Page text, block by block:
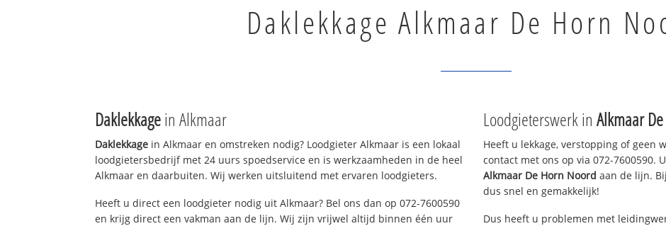
Daklekkage Alkmaar De Horn
Daklekkagein Alkmaar
Daklekkage in Alkmaar en omstreken nodig? Loodgieter Alkmaar is een lokaal
loodgietersbedrijf met 24 uurs spoedservice en is werkzaamheden in de heel
Alkmaar en daarbuiten. Wij werken uitsluitend met ervaren loodgieters.
Heeft u direct een loodgieter nodig uit Alkmaar? Bel ons dan op 072-7600590
en krijg direct een vakman aan de lijn. Wij zijn vrijwel altijd binnen één uur
Loodgieterswerk in Alkmaar
Heeft u lekkage, verstopping of geen
contact met ons op via 072-
Alkmaar De Horn Noord aan de lijn.
dus snel en gemakkelijk!
Dus heeft u problemen met